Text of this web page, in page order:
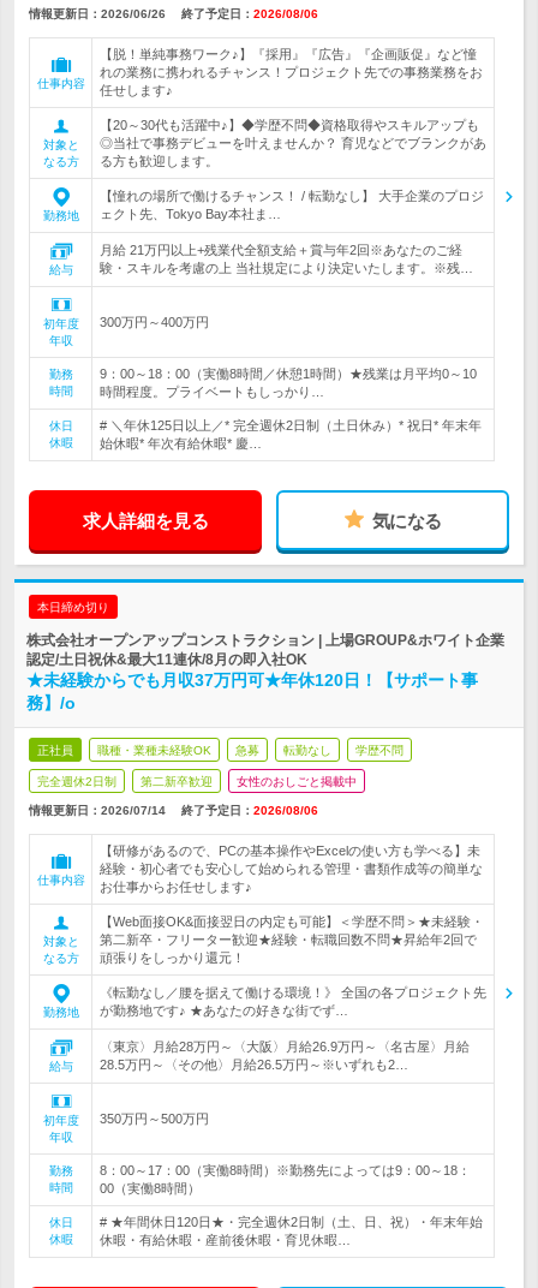
情報更新日：2026/06/26 終了予定日： 2026/08/06
仕事内容
【脱！単純事務ワーク♪】『採用』『広告』『企画販促』など憧
れの業務に携われるチャンス！プロジェクト先での事務業務をお
任せします♪
対象と
なる方
【20～30代も活躍中♪】◆学歴不問◆資格取得やスキルアップも
◎当社で事務デビューを叶えませんか？ 育児などでブランクがあ
る方も歓迎します。
勤務地
【憧れの場所で働けるチャンス！ / 転勤なし】 大手企業のプロジ
ェクト先、Tokyo Bay本社ま…
給与
月給 21万円以上+残業代全額支給＋賞与年2回※あなたのご経
験・スキルを考慮の上 当社規定により決定いたします。※残…
初年度
年収
300万円～400万円
勤務
時間
9：00～18：00（実働8時間／休憩1時間）★残業は月平均0～10
時間程度。プライベートもしっかり…
休日
休暇
# ＼年休125日以上／* 完全週休2日制（土日休み）* 祝日* 年末年
始休暇* 年次有給休暇* 慶…
求人詳細を見る 気になる
本日締め切り
株式会社オープンアップコンストラクション | 上場GROUP&ホワイト企業
認定/土日祝休&最大11連休/8月の即入社OK
★未経験からでも月収37万円可★年休120日！【サポート事
務】/o
正社員 職種・業種未経験OK 急募 転勤なし 学歴不問
完全週休2日制 第二新卒歓迎 女性のおしごと掲載中
情報更新日：2026/07/14 終了予定日： 2026/08/06
仕事内容
【研修があるので、PCの基本操作やExcelの使い方も学べる】未
経験・初心者でも安心して始められる管理・書類作成等の簡単な
お仕事からお任せします♪
対象と
なる方
【Web面接OK&面接翌日の内定も可能】＜学歴不問＞★未経験・
第二新卒・フリーター歓迎★経験・転職回数不問★昇給年2回で
頑張りをしっかり還元！
勤務地
《転勤なし／腰を据えて働ける環境！》 全国の各プロジェクト先
が勤務地です♪ ★あなたの好きな街でず…
給与
〈東京〉月給28万円～〈大阪〉月給26.9万円～〈名古屋〉月給
28.5万円～〈その他〉月給26.5万円～※いずれも2…
初年度
年収
350万円～500万円
勤務
時間
8：00～17：00（実働8時間）※勤務先によっては9：00～18：
00（実働8時間）
休日
休暇
# ★年間休日120日★・完全週休2日制（土、日、祝）・年末年始
休暇・有給休暇・産前後休暇・育児休暇…